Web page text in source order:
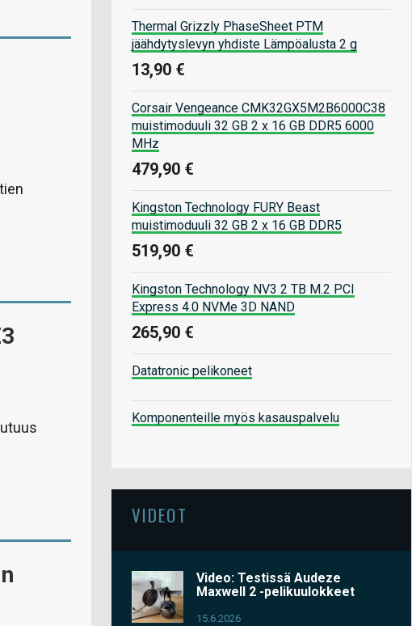
Thermal Grizzly PhaseSheet PTM
jäähdytyslevyn yhdiste Lämpöalusta 2 g
13,90 €
Corsair Vengeance CMK32GX5M2B6000C38
muistimoduuli 32 GB 2 x 16 GB DDR5 6000
MHz
479,90 €
Kingston Technology FURY Beast
muistimoduuli 32 GB 2 x 16 GB DDR5
519,90 €
Kingston Technology NV3 2 TB M.2 PCI
Express 4.0 NVMe 3D NAND
265,90 €
Datatronic pelikoneet
Komponenteille myös kasauspalvelu
VIDEOT
Video: Testissä Audeze
Maxwell 2 -pelikuulokkeet
15.6.2026